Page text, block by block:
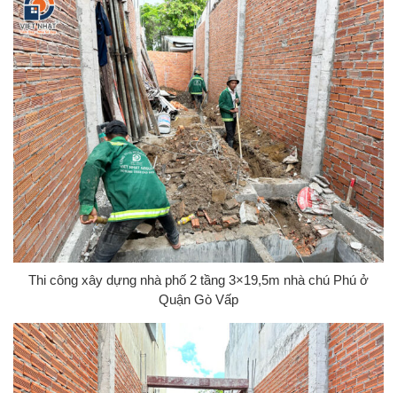
Thi công xây dựng nhà phố 2 tầng 3×19,5m nhà chú Phú ở
Quận Gò Vấp